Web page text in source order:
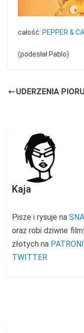
całość: PEPPER &
(podesłał Pablo)
UDERZENIA
Kaja
Pisze i rysuje na
oraz robi dziwne
złotych na
TWITTER